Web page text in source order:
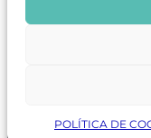
POLÍTICA DE
que se distribuye
puntos de